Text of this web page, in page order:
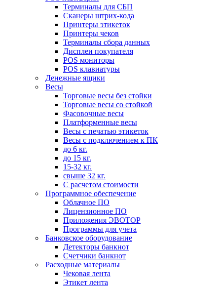
Терминалы для СБП
Сканеры штрих-кода
Принтеры этикеток
Принтеры чеков
Терминалы сбора данных
Дисплеи покупателя
POS мониторы
POS клавиатуры
Денежные ящики
Весы
Торговые весы без стойки
Торговые весы со стойкой
Фасовочные весы
Платформенные весы
Весы с печатью этикеток
Весы с подключением к ПК
до 6 кг.
до 15 кг.
15-32 кг.
свыше 32 кг.
С расчетом стоимости
Программное обеспечение
Облачное ПО
Лицензионное ПО
Приложения ЭВОТОР
Программы для учета
Банковское оборудование
Детекторы банкнот
Счетчики банкнот
Расходные материалы
Чековая лента
Этикет лента